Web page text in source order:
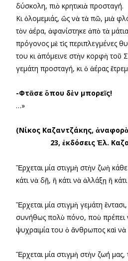
δύσκολη, πιὸ κρητικιὰ προσταγή.
Κι ὁλομεμιάς, ὣς νὰ τὰ πῶ, μιὰ
τὸν ἀέρα, ἀφανίστηκε ἀπὸ τὰ
πρόγονος μὲ τὶς περιπλεγμένες
του κι ἀπόμεινε στὴν κορφὴ τοῦ
γεμάτη προσταγή, κι ὁ ἀέρας
-Φτᾶσε ὅπου δὲν μπορεῖς!
…»
(Νίκος Καζαντζάκης,
23, ἐκδόσεις Ἑλ.
Ἔρχεται μία στιγμὴ στὴν ζωὴ
κάτι νὰ δῇ, ἢ κάτι νὰ ἀλλάξῃ ἢ
Ἔρχεται μία στιγμὴ γεμάτη
συνήθως πολὺ πόνο, ποὺ πρέπει
ψυχραιμία του ὁ ἄνθρωπος καὶ νὰ
Ἔρχεται μία στιγμὴ στὴν ζωή μας,